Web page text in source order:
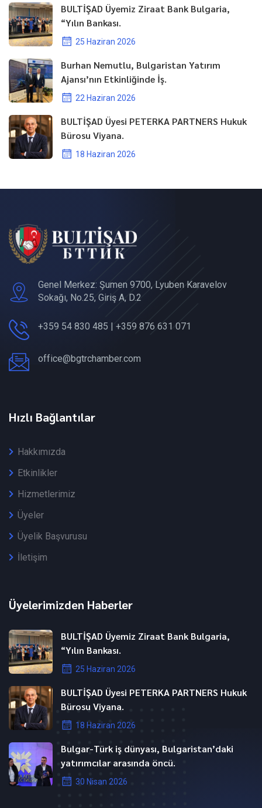
BULTİŞAD Üyemiz Ziraat Bank Bulgaria,
“Yılın Bankası.
25 Haziran 2026
Burhan Nemutlu, Bulgaristan Yatırım
Ajansı’nın Etkinliğinde İş.
22 Haziran 2026
BULTİŞAD Üyesi PETERKA PARTNERS Hukuk
Bürosu Viyana.
18 Haziran 2026
Genel Merkez: Şumen 9700, Lyuben Karavelov
Sokağı, No.25, Giriş A, D.2
+359 54 830 485 | +359 876 631 071
office@bgtrchamber.com
Hızlı Bağlantılar
Hakkımızda
Etkinlikler
Hizmetlerimiz
Üyeler
Üyelik Başvurusu
İletişim
Üyelerimizden Haberler
BULTİŞAD Üyemiz Ziraat Bank Bulgaria,
“Yılın Bankası.
25 Haziran 2026
BULTİŞAD Üyesi PETERKA PARTNERS Hukuk
Bürosu Viyana.
18 Haziran 2026
Bulgar-Türk iş dünyası, Bulgaristan’daki
yatırımcılar arasında öncü.
30 Nisan 2026